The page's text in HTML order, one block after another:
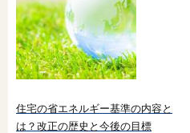
住宅の省エネルギー基準の内容と
は？改正の歴史と今後の目標